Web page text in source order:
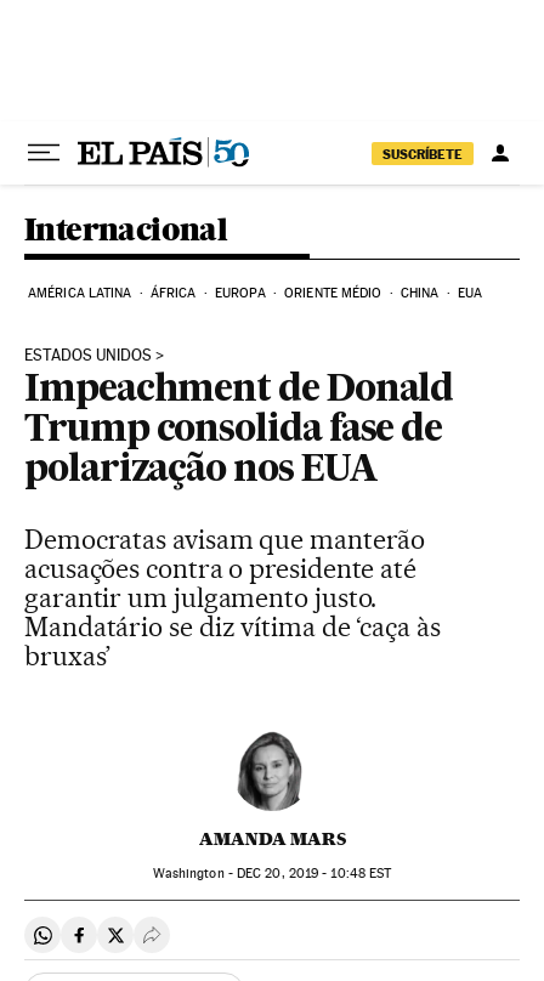
SUSCRÍBETE
Internacional
AMÉRICA LATINA ÁFRICA EUROPA ORIENTE MÉDIO CHINA EUA
ESTADOS UNIDOS
Impeachment de Donald
Trump consolida fase de
polarização nos EUA
Democratas avisam que manterão
acusações contra o presidente até
garantir um julgamento justo.
Mandatário se diz vítima de ‘caça às
bruxas’
AMANDA MARS
Washington - DEC 20, 2019 - 10:48EST
Compartir en Whatsapp
Compartir en Facebook
Compartir en Twitter
Desplegar Redes Sociales